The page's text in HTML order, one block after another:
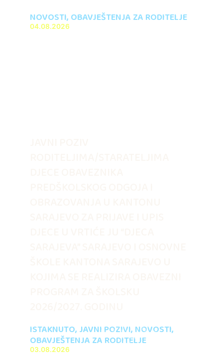
NOVOSTI, OBAVJEŠTENJA ZA RODITELJE
04.08.2026
ISTAKNUTO, JAVNI POZIVI, NOVOSTI,
OBAVJEŠTENJA ZA RODITELJE
03.08.2026